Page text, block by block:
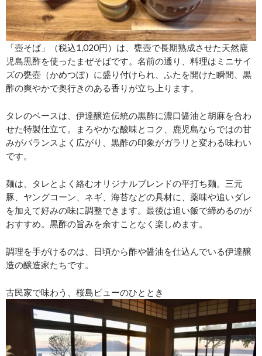
「壺そば」（税込1,020円）は、甕壺で長期熟成させた天然鹿
児島黒酢を使ったまぜそばです。名前の通り、料理はミニサイ
ズの甕壺（かめつぼ）に盛り付けられ、ふたを開けた瞬間、黒
酢の爽やかで奥行きのある香りが立ち上ります。
タレのベースは、伊達醸造伝統の黒酢に濃口醤油と胡麻を合わ
せた特製仕立て。まろやかな酸味とコク、鹿児島ならではの甘
みがバランスよく広がり、黒酢の印象がガラリと変わる味わい
です。
麺は、タレとよく絡むオリジナルブレンドの平打ち麺。三元
豚、ヤングコーン、ネギ、海苔などの具材に、薬味や追いダレ
を加えて好みの味に調整できます。最後は追い飯で締めるのが
おすすめ。黒酢の旨みを余すことなく楽しめます。
調理を手がけるのは、日頃から酢や醤油を仕込んでいる伊達醸
造の醸造家たちです。
古民家で味わう、桜島ビューのひととき